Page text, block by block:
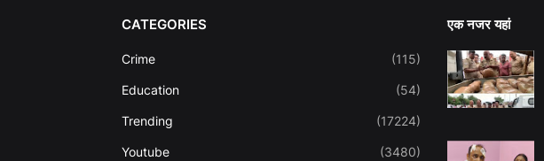
CATEGORIES
Crime (115)
Education (54)
Trending (17224)
Youtube (3480)
एक नजर यहां